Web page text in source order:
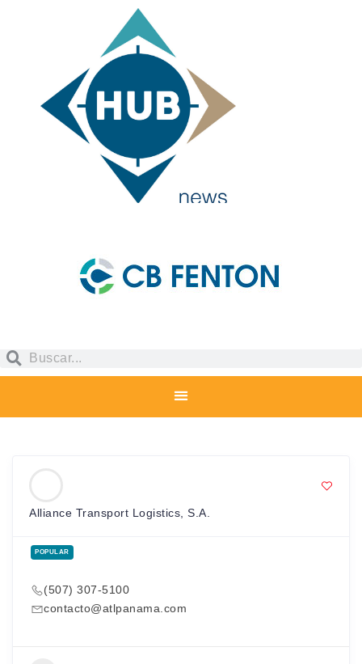
Alliance Transport Logistics, S.A.
POPULAR
(507) 307-5100
contacto@atlpanama.com